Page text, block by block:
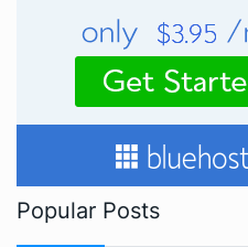
Popular Posts